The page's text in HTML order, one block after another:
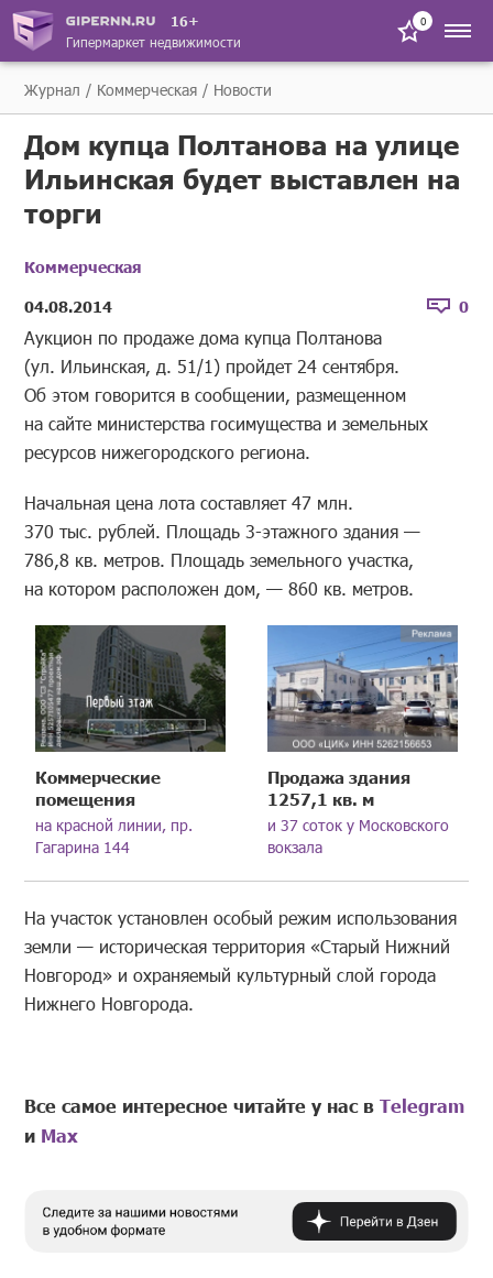
16+
Гипермаркет недвижимости
0
Журнал Коммерческая Новости
Дом купца Полтанова на улице
Ильинская будет выставлен на
торги
Коммерческая
04.08.2014
0
Аукцион по продаже дома купца Полтанова
(ул. Ильинская, д. 51/1) пройдет 24 сентября.
Об этом говорится в сообщении, размещенном
на сайте министерства госимущества и земельных
ресурсов нижегородского региона.
Начальная цена лота составляет 47 млн.
370 тыс. рублей. Площадь 3-этажного здания —
786,8 кв. метров. Площадь земельного участка,
на котором расположен дом, — 860 кв. метров.
Коммерческие
помещения
на красной линии, пр.
Гагарина 144
Продажа здания
1257,1 кв. м
и 37 соток у Московского
вокзала
На участок установлен особый режим использования
земли — историческая территория «Старый Нижний
Новгород» и охраняемый культурный слой города
Нижнего Новгорода.
Все самое интересное читайте у нас вTelegram
и Mах